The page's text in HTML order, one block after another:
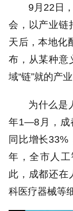
9月22日
会，以产业链
天后，本地化
布，从某种意
域“链”就的产业
为什么是
年1—8月，成
同比增长33%
年，全市人
此，成都还在
科医疗器械等